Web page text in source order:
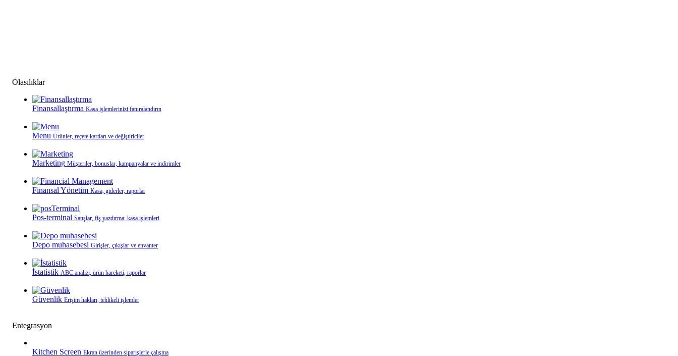
Olasılıklar
Finansallaştırma Kasa işlemlerinizi faturalandırın
Menu Ürünler, reçete kartları ve değiştiriciler
Marketing Müşteriler, bonuslar, kampanyalar ve indirimler
Finansal Yönetim Kasa, giderler, raporlar
Pos-terminal Satışlar, fiş yazdırma, kasa işlemleri
Depo muhasebesi Girişler, çıkışlar ve envanter
İstatistik ABC analizi, ürün hareketi, raporlar
Güvenlik Erişim hakları, tehlikeli işlemler
Entegrasyon
Kitchen Screen Ekran üzerinden siparişlerle çalışma